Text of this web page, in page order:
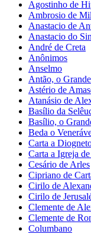
Agostinho de
Ambrosio de
Anastacio de
Anastacio do
André de Creta
Anônimos
Anselmo
Antão, o Grande
Astério de
Atanásio de
Basílio da
Basílio, o
Beda o
Carta a
Carta a Igreja
Cesário de Arles
Cipriano de
Cirilo de
Cirilo de
Clemente de
Clemente de
Columbano